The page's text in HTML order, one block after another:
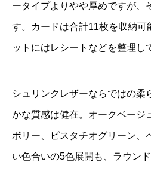
ータイプよりやや厚めですが、
す。カードは合計11枚を収納可
ットにはレシートなどを整理し
シュリンクレザーならではの柔
かな質感は健在。オークベージ
ボリー、ピスタチオグリーン、
い色合いの5色展開も、ラウン